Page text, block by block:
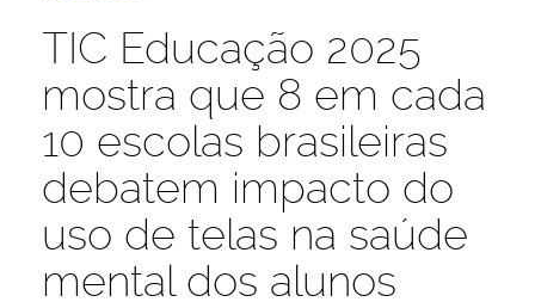
TIC Educação 2025
mostra que 8 em cada
10 escolas brasileiras
debatem impacto do
uso de telas na saúde
mental dos alunos